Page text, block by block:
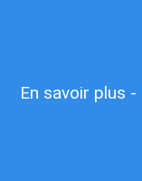
En savoir plus -